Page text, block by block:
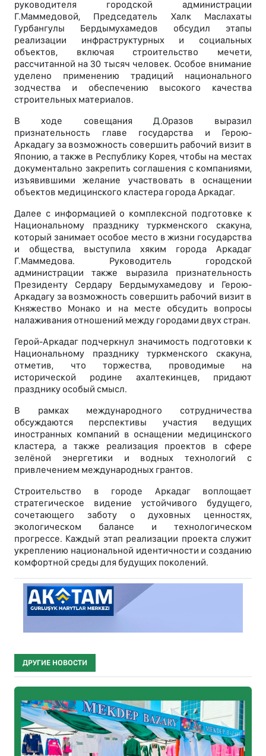
руководителя городской администрации
Г.Маммедовой, Председатель Халк Маслахаты
Гурбангулы Бердымухамедов обсудил этапы
реализации инфраструктурных и социальных
объектов, включая строительство мечети,
рассчитанной на 30 тысяч человек. Особое внимание
уделено применению традиций национального
зодчества и обеспечению высокого качества
строительных материалов.
В ходе совещания Д.Оразов выразил
признательность главе государства и Герою-
Аркадагу за возможность совершить рабочий визит в
Японию, а также в Республику Корея, чтобы на местах
документально закрепить соглашения с компаниями,
изъявившими желание участвовать в оснащении
объектов медицинского кластера города Аркадаг.
Далее с информацией о комплексной подготовке к
Национальному празднику туркменского скакуна,
который занимает особое место в жизни государства
и общества, выступила хяким города Аркадаг
Г.Маммедова. Руководитель городской
администрации также выразила признательность
Президенту Сердару Бердымухамедову и Герою-
Аркадагу за возможность совершить рабочий визит в
Княжество Монако и на месте обсудить вопросы
налаживания отношений между городами двух стран.
Герой-Аркадаг подчеркнул значимость подготовки к
Национальному празднику туркменского скакуна,
отметив, что торжества, проводимые на
исторической родине ахалтекинцев, придают
празднику особый смысл.
В рамках международного сотрудничества
обсуждаются перспективы участия ведущих
иностранных компаний в оснащении медицинского
кластера, а также реализация проектов в сфере
зелёной энергетики и водных технологий с
привлечением международных грантов.
Строительство в городе Аркадаг воплощает
стратегическое видение устойчивого будущего,
сочетающего заботу о духовных ценностях,
экологическом балансе и технологическом
прогрессе. Каждый этап реализации проекта служит
укреплению национальной идентичности и созданию
комфортной среды для будущих поколений.
ДРУГИЕ НОВОСТИ